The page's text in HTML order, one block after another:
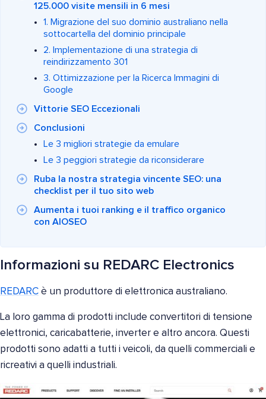
125.000 visite mensili in 6 mesi
1. Migrazione del suo dominio australiano nella
sottocartella del dominio principale
2. Implementazione di una strategia di
reindirizzamento 301
3. Ottimizzazione per la Ricerca Immagini di
Google
Vittorie SEO Eccezionali
Conclusioni
Le 3 migliori strategie da emulare
Le 3 peggiori strategie da riconsiderare
Ruba la nostra strategia vincente SEO: una
checklist per il tuo sito web
Aumenta i tuoi ranking e il traffico organico
con AIOSEO
Informazioni su REDARC Electronics
REDARC è un produttore di elettronica australiano.
La loro gamma di prodotti include convertitori di tensione
elettronici, caricabatterie, inverter e altro ancora. Questi
prodotti sono adatti a tutti i veicoli, da quelli commerciali e
ricreativi a quelli industriali.